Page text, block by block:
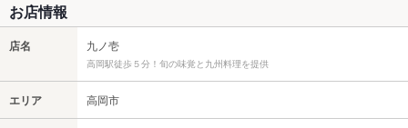
お店情報
店名 九ノ壱
高岡駅徒歩５分！旬の味覚と九州料理を提供
エリア 高岡市